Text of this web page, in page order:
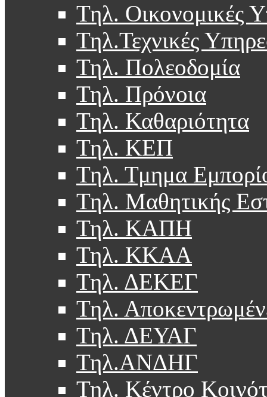
Τηλ. Οικονομικές
Τηλ.Τεχνικές
Τηλ. Πολεοδομία
Τηλ. Πρόνοια
Τηλ. Καθαριότητα
Τηλ. ΚΕΠ
Τηλ. Τμημα
Τηλ. Μαθητικής
Τηλ. ΚΑΠΗ
Τηλ. ΚΚΑΑ
Τηλ. ΔΕΚΕΓ
Τηλ.
Τηλ. ΔΕΥΑΓ
Τηλ.ΑΝΔΗΓ
Τηλ. Κέντρο